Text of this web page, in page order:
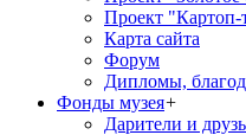
Проект "Картоп-
Карта сайта
Форум
Дипломы,
Фонды музея+
Дарители и